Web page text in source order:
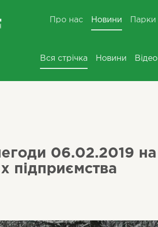
Про нас Новини Парки
Вся стрічка Новини Відео
06.02.2019 на
підприємства